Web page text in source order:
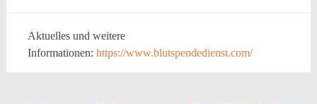
Aktuelles und weitere
Informationen: https://www.blutspendedienst.com/